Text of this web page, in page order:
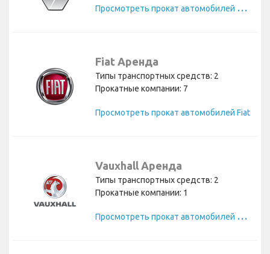
П
росмотреть прокат автомобилей Renault
Fiat Аренда
Типы транспортных средств: 2
Прокатные компании: 7
Просмотреть прокат автомобилей Fiat
Vauxhall Аренда
Типы транспортных средств: 2
Прокатные компании: 1
П
росмотреть прокат автомобилей Vauxhall